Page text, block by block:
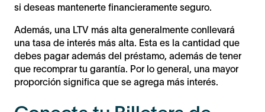
si deseas mantenerte financieramente seguro.
Además, una LTV más alta generalmente conllevará
una tasa de interés más alta. Esta es la cantidad que
debes pagar además del préstamo, además de tener
que recomprar tu garantía. Por lo general, una mayor
proporción significa que se agrega más interés.